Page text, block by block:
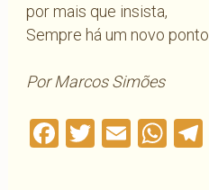
por mais que insista,
Sempre há um novo
Por Marcos Simões
Facebook
Twitter
Email